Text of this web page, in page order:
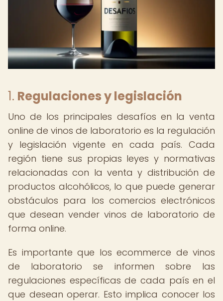
1. Regulaciones y legislación
Uno de los principales desafíos en la venta
online de vinos de laboratorio es la regulación
y legislación vigente en cada país. Cada
región tiene sus propias leyes y normativas
relacionadas con la venta y distribución de
productos alcohólicos, lo que puede generar
obstáculos para los comercios electrónicos
que desean vender vinos de laboratorio de
forma online.
Es importante que los ecommerce de vinos
de laboratorio se informen sobre las
regulaciones específicas de cada país en el
que desean operar. Esto implica conocer los